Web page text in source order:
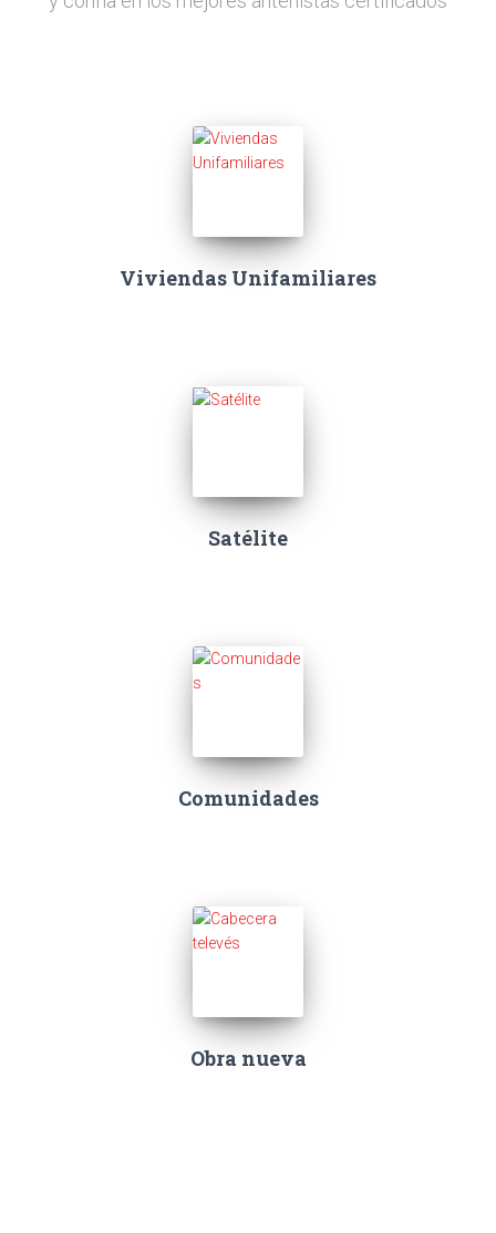
Viviendas Unifamiliares
Satélite
Comunidades
Obra nueva